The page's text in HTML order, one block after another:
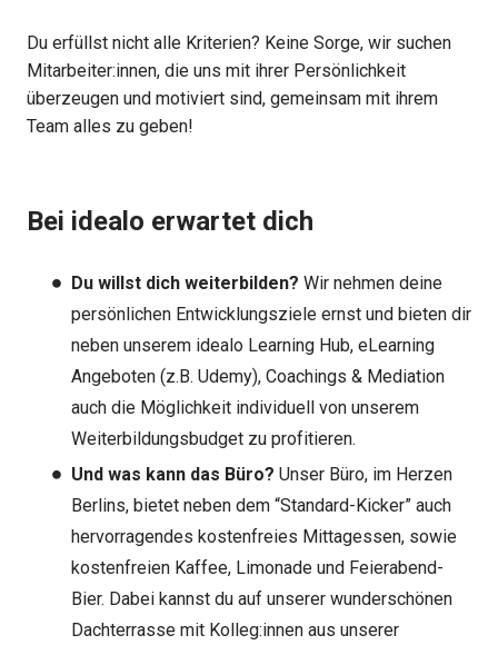
Du erfüllst nicht alle Kriterien? Keine Sorge, wir suchen
Mitarbeiter:innen, die uns mit ihrer Persönlichkeit
überzeugen und motiviert sind, gemeinsam mit ihrem
Team alles zu geben!
Bei idealo erwartet dich
Du willst dich weiterbilden? Wir nehmen deine
persönlichen Entwicklungsziele ernst und bieten dir
neben unserem idealo Learning Hub, eLearning
Angeboten (z.B. Udemy), Coachings & Mediation
auch die Möglichkeit individuell von unserem
Weiterbildungsbudget zu profitieren.
Und was kann das Büro? Unser Büro, im Herzen
Berlins, bietet neben dem “Standard-Kicker” auch
hervorragendes kostenfreies Mittagessen, sowie
kostenfreien Kaffee, Limonade und Feierabend-
Bier. Dabei kannst du auf unserer wunderschönen
Dachterrasse mit Kolleg:innen aus unserer